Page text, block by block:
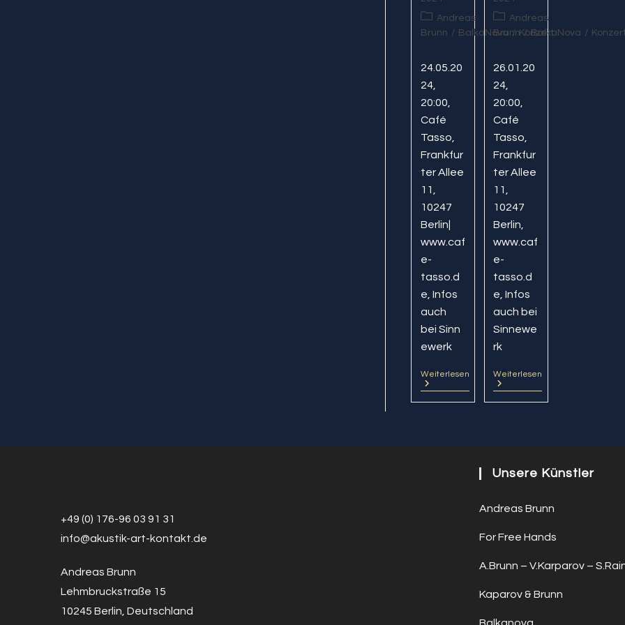
Beitrags-
Kategorie:
Andreas
Brunn / BalkaNova / Konzert
24.05.20
24,
20:00,
Café
Tasso,
Frankfur
ter Allee
11,
10247
Berlin|
www.caf
e-
tasso.d
e, Infos
auch
bei Sinn
ewerk
WeiterlesenBalkaNova
Beitrags-
Kategorie:
Andreas
Brunn / BalkaNova /
26.01.20
24,
20:00,
Café
Tasso,
Frankfur
ter Allee
11,
10247
Berlin,
www.caf
e-
tasso.d
e, Infos
auch bei
Sinnewe
rk
Weiterlesen
+49 (0) 176-96 03 91 31
info@akustik-art-kontakt.de
Andreas Brunn
Lehmbruckstraße 15
10245 Berlin, Deutschland
Unsere Künstler
Andreas Brunn
For Free Hands
A.Brunn – V.Karparov –
Kaparov & Brunn
Balkanova